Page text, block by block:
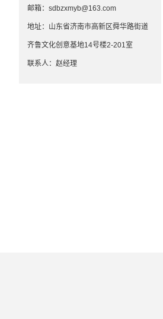
邮箱：sdbzxmyb@163.com
地址：山东省济南市高新区舜华路街道
齐鲁文化创意基地14号楼2-201室
联系人：赵经理